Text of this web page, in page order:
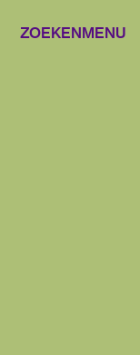
ZOEKENMENU